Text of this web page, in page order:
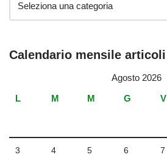
Calendario mensile articoli
Agosto 2026
L
M M G V
3 4 5 6 7